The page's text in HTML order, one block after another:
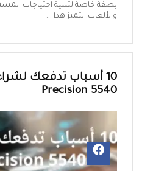
بصفة خاصة لتلبية احتياجات
والألعاب. يتميز هذا ...
Precision 5540